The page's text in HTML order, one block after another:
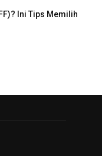
Ini Tips Memilih